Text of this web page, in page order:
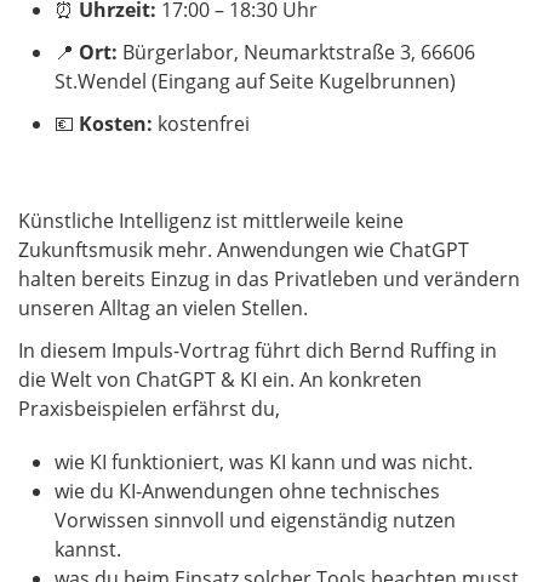
⏰ Uhrzeit: 17:00 – 18:30 Uhr
📍 Ort: Bürgerlabor, Neumarktstraße 3, 66606
St.Wendel (Eingang auf Seite Kugelbrunnen)
💶 Kosten: kostenfrei
Künstliche Intelligenz ist mittlerweile keine
Zukunftsmusik mehr. Anwendungen wie ChatGPT
halten bereits Einzug in das Privatleben und verändern
unseren Alltag an vielen Stellen.
In diesem Impuls-Vortrag führt dich Bernd Ruffing in
die Welt von ChatGPT & KI ein. An konkreten
Praxisbeispielen erfährst du,
wie KI funktioniert, was KI kann und was nicht.
wie du KI-Anwendungen ohne technisches
Vorwissen sinnvoll und eigenständig nutzen
kannst.